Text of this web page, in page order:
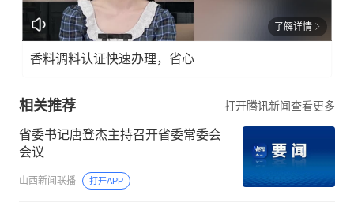
了解详情
香料调料认证快速办理，省心
相关推荐 打开腾讯新闻查看更多
省委书记唐登杰主持召开省委常委会
会议
山西新闻联播 打开APP